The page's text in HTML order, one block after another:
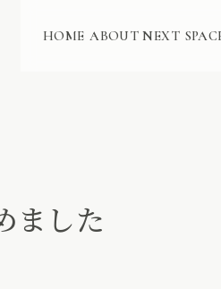
HOME ABOUT NEXT
ました